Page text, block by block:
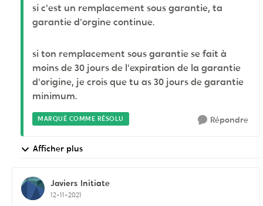
si c'est un remplacement sous garantie, ta
garantie d'orgine continue.
si ton remplacement sous garantie se fait à
moins de 30 jours de l'expiration de la garantie
d'origine, je crois que tu as 30 jours de garantie
minimum.
MARQUÉ COMME RÉSOLU Répondre
Afficher plus
Javiers Initiate
12-11-2021